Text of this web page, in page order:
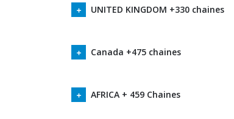
UNITED KINGDOM +330 chaines
Canada +475 chaines
AFRICA + 459 Chaines